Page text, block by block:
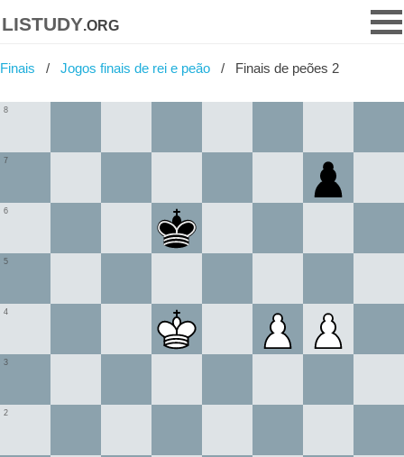
listudy.org
Finais Jogos finais de rei e peão Finais de peões 2
2
3
4
5
6
7
8